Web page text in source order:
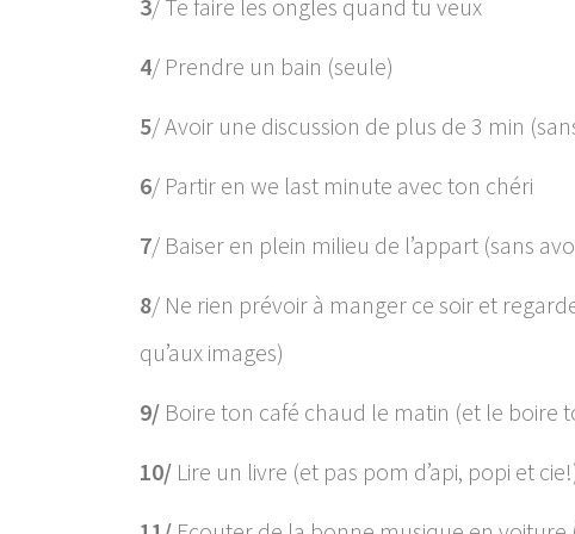
3/ Te faire les ongles quand tu veux
4/ Prendre un bain (seule)
5/ Avoir une discussion de plus de 3 min
6/ Partir en we last minute avec ton chéri
7/ Baiser en plein milieu de l’appart (sans
8/ Ne rien prévoir à manger ce soir et
qu’aux images)
9/ Boire ton café chaud le matin (et le boire
10/ Lire un livre (et pas pom d’api, popi et